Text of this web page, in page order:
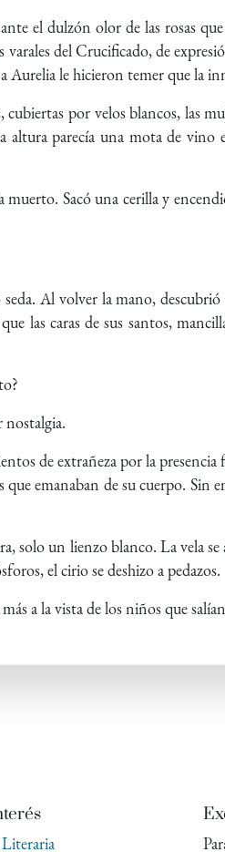
el dulzón olor de las rosas
del Crucificado, de
Aurelia le hicieron temer que la
por velos blancos, las
altura parecía una mota de
Sacó una cerilla y
Al volver la mano,
las caras de sus santos,
de extrañeza por la presencia
emanaban de su cuerpo. Sin
solo un lienzo blanco. La vela se
el cirio se deshizo a pedazos.
a la vista de los niños que